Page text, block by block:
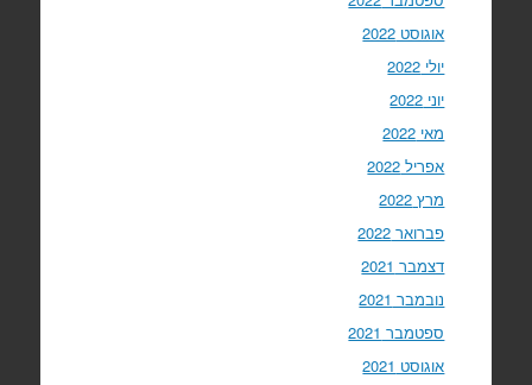
אוגוסט 2022
יולי 2022
יוני 2022
מאי 2022
אפריל 2022
מרץ 2022
פברואר 2022
דצמבר 2021
נובמבר 2021
ספטמבר 2021
אוגוסט 2021